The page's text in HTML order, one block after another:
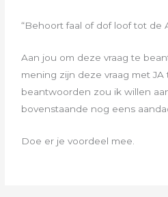
“Behoort faal of dof loof tot de
Aan jou om deze vraag te
mening zijn deze vraag met
beantwoorden zou ik willen
bovenstaande nog eens
Doe er je voordeel mee.